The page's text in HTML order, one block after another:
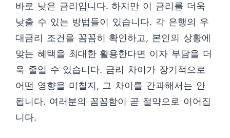
바로 낮은 금리입니다. 하지만 이 금리를 더욱
낮출 수 있는 방법들이 있습니다. 각 은행의 우
대금리 조건을 꼼꼼히 확인하고, 본인의 상황에
맞는 혜택을 최대한 활용한다면 이자 부담을 더
욱 줄일 수 있습니다. 금리 차이가 장기적으로
어떤 영향을 미칠지, 그 차이를 간과해서는 안
됩니다. 여러분의 꼼꼼함이 곧 절약으로 이어집
니다.